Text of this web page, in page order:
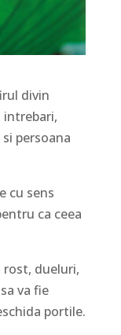
divin
intrebari,
persoana
cu sens
ca ceea
rost, dueluri,
va fie
portile.